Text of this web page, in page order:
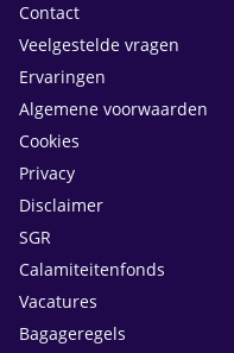
Contact
Veelgestelde vragen
Ervaringen
Algemene voorwaarden
Cookies
Privacy
Disclaimer
SGR
Calamiteitenfonds
Vacatures
Bagageregels